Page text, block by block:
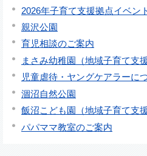
2026年子育て支援拠点イベン
親沢公園
育児相談のご案内
まさみ幼稚園（地域子育て支
児童虐待・ヤングケアラーに
涸沼自然公園
飯沼こども園（地域子育て支
パパママ教室のご案内